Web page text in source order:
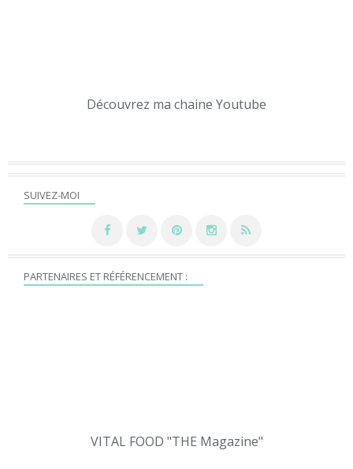
SUIVEZ-MOI
Découvrez ma chaine Youtube
PARTENAIRES ET RÉFÉRENCEMENT :
VITAL FOOD "THE Magazine"